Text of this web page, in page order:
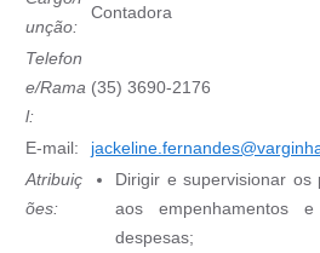
unção:
Contadora
Telefon
e/Rama
l:
(35) 3690-2176
E-mail: jackeline.fernandes@
Atribuiç
ões:
Dirigir e supervisionar os
aos empenhamentos
despesas;